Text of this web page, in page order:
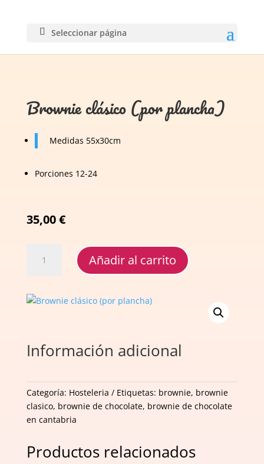
Seleccionar página
Brownie clásico (por plancha)
Medidas 55x30cm
Porciones 12-24
35,00€
clásico
cantidad
Añadir al carrito
Información adicional
Categoría: Hosteleria Etiquetas: brownie, brownie
clasico, brownie de chocolate, brownie de chocolate
en cantabria
Productos relacionados